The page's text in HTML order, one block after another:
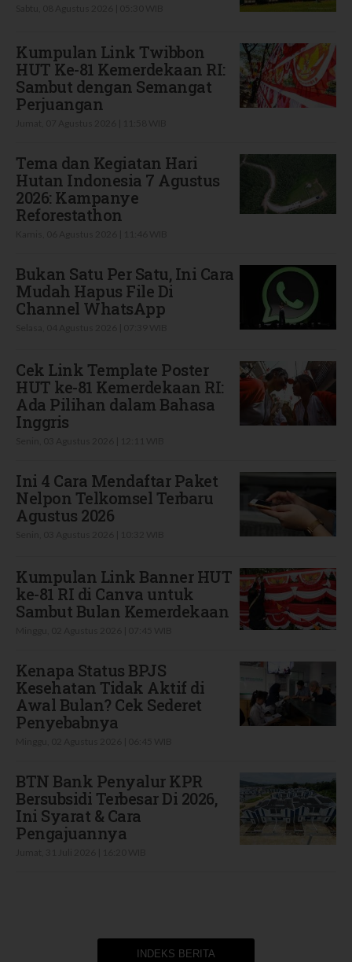
Kumpulan Link Twibbon
HUT Ke-81 Kemerdekaan RI:
Sambut dengan Semangat
Perjuangan
Tema dan Kegiatan Hari
Hutan Indonesia 7 Agustus
2026: Kampanye
Reforestathon
Bukan Satu Per Satu, Ini Cara
Mudah Hapus File Di
Channel WhatsApp
Cek Link Template Poster
HUT ke-81 Kemerdekaan RI:
Ada Pilihan dalam Bahasa
Inggris
Ini 4 Cara Mendaftar Paket
Nelpon Telkomsel Terbaru
Agustus 2026
Kumpulan Link Banner HUT
ke-81 RI di Canva untuk
Sambut Bulan Kemerdekaan
Kenapa Status BPJS
Kesehatan Tidak Aktif di
Awal Bulan? Cek Sederet
Penyebabnya
BTN Bank Penyalur KPR
Bersubsidi Terbesar Di 2026,
Ini Syarat & Cara
Pengajuannya
INDEKS BERITA